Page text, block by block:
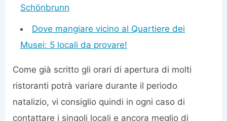
Schönbrunn
Dove mangiare vicino al Quartiere dei
Musei: 5 locali da provare!
Come già scritto gli orari di apertura di molti
ristoranti potrà variare durante il periodo
natalizio, vi consiglio quindi in ogni caso di
contattare i singoli locali e ancora meglio di